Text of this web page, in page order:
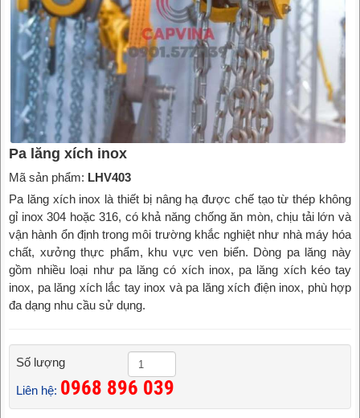
Pa lăng xích inox
Mã sản phẩm: LHV403
Pa lăng xích inox là thiết bị nâng hạ được chế tạo từ thép không
gỉ inox 304 hoặc 316, có khả năng chống ăn mòn, chịu tải lớn và
vận hành ổn định trong môi trường khắc nghiệt như nhà máy hóa
chất, xưởng thực phẩm, khu vực ven biển. Dòng pa lăng này
gồm nhiều loại như pa lăng có xích inox, pa lăng xích kéo tay
inox, pa lăng xích lắc tay inox và pa lăng xích điện inox, phù hợp
đa dạng nhu cầu sử dụng.
Số lượng
Liên hệ: 0968 896 039